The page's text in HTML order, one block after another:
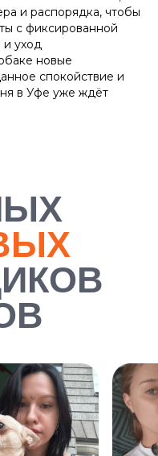
и распорядка, чтобы
с фиксированной
и уход
новые
спокойствие и
в Уфе уже ждёт